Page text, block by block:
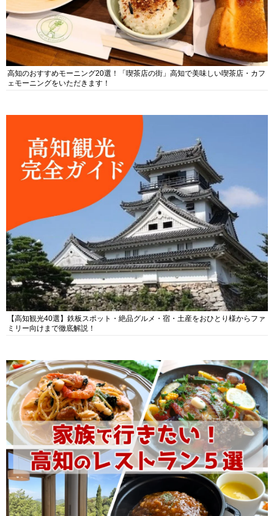
高知のおすすめモーニング20選！「喫茶店の街」高知で美味しい喫茶店・カフ
ェモーニングをいただきます！
【高知観光40選】鉄板スポット・絶品グルメ・宿・土産をおひとり様からファ
ミリー向けまで徹底解説！